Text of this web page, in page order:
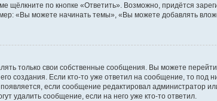
по кнопке «Ответить». Возможно, придётся
«Вы можете начинать темы», «Вы можете добавлять
только свои собственные сообщения. Вы можете
создания. Если кто-то уже ответил на сообщение, то под
если сообщение редактировал администратор
удалить сообщение, если на него уже кто-то ответил.